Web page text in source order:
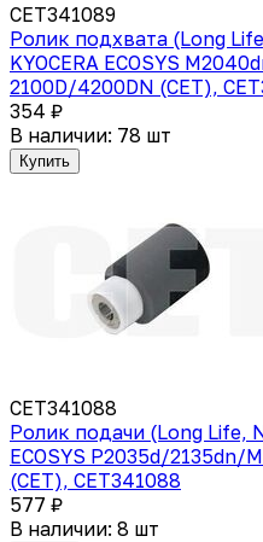
CET341089
Ролик подхвата (Long
KYOCERA ECOSYS
2100D/4200DN (CET),
354 ₽
В наличии: 78 шт
Купить
CET341088
Ролик подачи (Long Life,
ECOSYS P2035d/
(CET), CET341088
577 ₽
В наличии: 8 шт